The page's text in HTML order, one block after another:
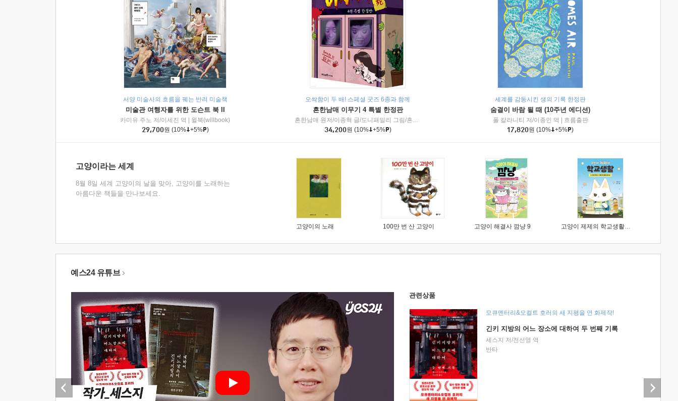
서양 미술사의 흐름을 꿰는 반려 미술책
미술관 여행자를 위한 도슨트 북 II
카미유 주노 저/이세진 역
윌북(willbook)
29,700원 (10% +5% )
오싹함이 두 배! 스페셜 굿즈 6종과 함께
흔한남매 이무기 4 특별 한정판
흔한남매 원저/이종혁 글/도니패밀리 그림/흔한컴퍼니 감수
미래엔아이세움
34,200원 (10% +5% )
세계를 감동시킨 생의 기록 한정판
숨결이 바람 될 때 (10주년 에디션)
폴 칼라니티 저/이종인 역
흐름출판
17,820원 (10% +5% )
고양이라는 세계
8월 8일 세계 고양이의 날을 맞아, 고양이를 노래하는
아름다운 책들을 만나보세요.
고양이의 노래 100만 번 산 고양이 고양이 해결사 깜냥 9 고양이 제제의 학교생활 1 : 초등학생이 이렇게 힘들 줄이야
예스24 유튜브
관련상품
모큐멘터리&오컬트 호러의 새 지평을 연 화제작!
긴키 지방의 어느 장소에 대하여 두 번째 기록
세스지 저/전선영 역
반타